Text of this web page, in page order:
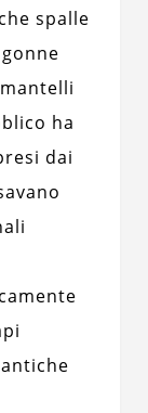
spalle
ha
dai